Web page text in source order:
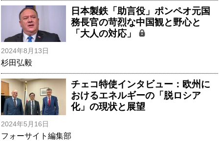
日本製鉄「助言役」ポンペオ元国
務長官の苛烈な中国観と野心と
「大人の対応」
2024年8月13日
杉田弘毅
チェコ特使インタビュー：欧州に
おけるエネルギーの「脱ロシア
化」の現状と展望
2024年5月16日
フォーサイト編集部